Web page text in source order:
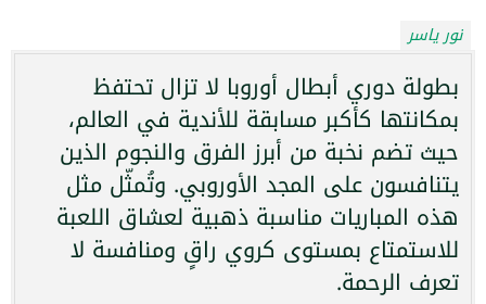
نور ياسر
بطولة دوري أبطال أوروبا لا تزال تحتفظ
بمكانتها كأكبر مسابقة للأندية في العالم،
حيث تضم نخبة من أبرز الفرق والنجوم الذين
يتنافسون على المجد الأوروبي. وتُمثّل مثل
هذه المباريات مناسبة ذهبية لعشاق اللعبة
للاستمتاع بمستوى كروي راقٍ ومنافسة لا
تعرف الرحمة.